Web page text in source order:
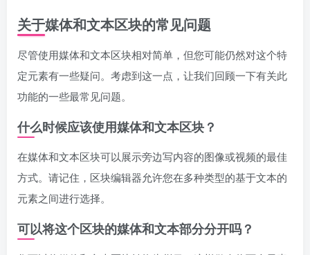
关于媒体和文本区块的常见问题
尽管使用媒体和文本区块相对简单，但您可能仍然对这个特
定元素有一些疑问。考虑到这一点，让我们回顾一下有关此
功能的一些最常见问题。
什么时候应该使用媒体和文本区块？
在媒体和文本区块可以展示旁边写内容的图像或视频的最佳
方式。请记住，区块编辑器允许您在多种类型的基于文本的
元素之间进行选择。
可以将这个区块的媒体和文本部分分开吗？